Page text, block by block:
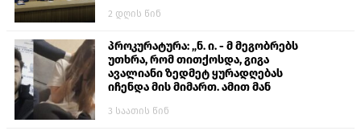
2 დღის წინ
პროკურატურა: „ნ. ი. - მ მეგობრებს
უთხრა, რომ თითქოსდა, გიგა
ავალიანი ზედმეტ ყურადღებას
იჩენდა მის მიმართ. ამით მან
თავს დასხმოდა გიგა ავალიანს“
3 საათის წინ